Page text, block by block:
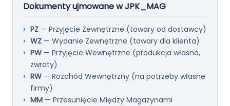
Dokumenty ujmowane w JPK_MAG
PZ — Przyjęcie Zewnętrzne (towary od dostawcy)
WZ — Wydanie Zewnętrzne (towary dla klienta)
PW — Przyjęcie Wewnętrzne (produkcja własna,
zwroty)
RW — Rozchód Wewnętrzny (na potrzeby własne
firmy)
MM — Przesunięcie Między Magazynami